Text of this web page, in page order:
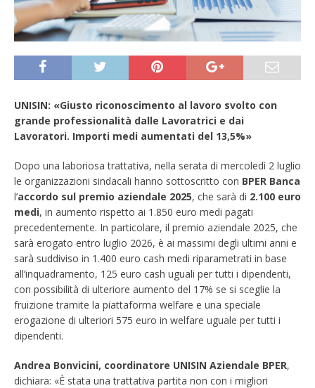
UNISIN: «Giusto riconoscimento al lavoro svolto con
grande professionalità dalle Lavoratrici e dai
Lavoratori. Importi medi aumentati del 13,5%»
Dopo una laboriosa trattativa, nella serata di mercoledì 2 luglio
le organizzazioni sindacali hanno sottoscritto con BPER Banca
l’accordo sul premio aziendale 2025, che sarà di 2.100 euro
medi, in aumento rispetto ai 1.850 euro medi pagati
precedentemente. In particolare, il premio aziendale 2025, che
sarà erogato entro luglio 2026, è ai massimi degli ultimi anni e
sarà suddiviso in 1.400 euro cash medi riparametrati in base
all’inquadramento, 125 euro cash uguali per tutti i dipendenti,
con possibilità di ulteriore aumento del 17% se si sceglie la
fruizione tramite la piattaforma welfare e una speciale
erogazione di ulteriori 575 euro in welfare uguale per tutti i
dipendenti.
Andrea Bonvicini, coordinatore UNISIN Aziendale BPER,
dichiara: «È stata una trattativa partita non con i migliori